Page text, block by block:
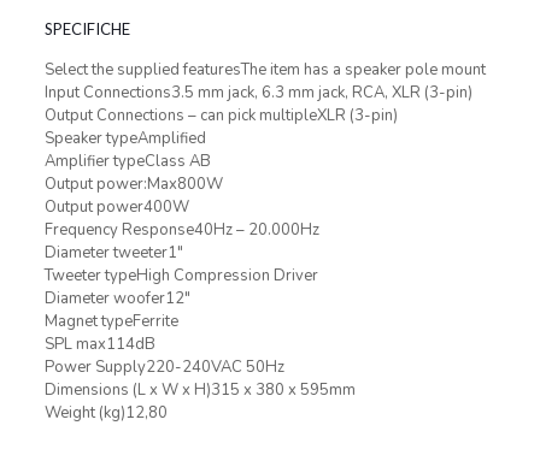
SPECIFICHE
Select the supplied featuresThe item has a speaker pole mount
Input Connections3.5 mm jack, 6.3 mm jack, RCA, XLR (3-pin)
Output Connections – can pick multipleXLR (3-pin)
Speaker typeAmplified
Amplifier typeClass AB
Output power:Max800W
Output power400W
Frequency Response40Hz – 20.000Hz
Diameter tweeter1″
Tweeter typeHigh Compression Driver
Diameter woofer12″
Magnet typeFerrite
SPL max114dB
Power Supply220-240VAC 50Hz
Dimensions (L x W x H)315 x 380 x 595mm
Weight (kg)12,80